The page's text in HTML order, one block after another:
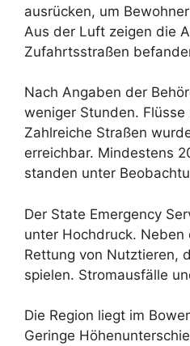
ausrücken, um
Aus der Luft zeigen die
Zufahrtsstraßen
Nach Angaben der
weniger Stunden.
Zahlreiche Straßen
erreichbar. Mindestens
standen unter
Der State Emergency
unter Hochdruck. Neben
Rettung von Nutztieren,
spielen. Stromausfälle
Die Region liegt im
Geringe